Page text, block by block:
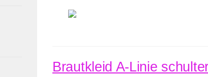
Brautkleid A-Linie